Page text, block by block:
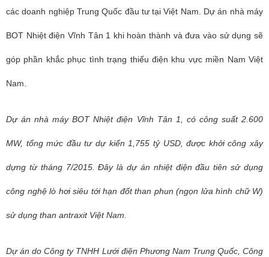
các doanh nghiệp Trung Quốc đầu tư tại Việt Nam. Dự án nhà máy
BOT Nhiệt điện Vĩnh Tân 1 khi hoàn thành và đưa vào sử dụng sẽ
góp phần khắc phục tình trạng thiếu điện khu vực miền Nam Việt
Nam.
Dự án nhà máy BOT Nhiệt điện Vĩnh Tân 1, có công suất 2.600
MW, tổng mức đầu tư dự kiến 1,755 tỷ USD,được khởi công xây
dựng từ tháng 7/2015. Đây là dự án nhiệt điện đầu tiên sử dụng
công nghệ lò hơi siêu tới hạn đốt than phun (ngọn lửa hình chữ W)
sử dụng than antraxit Việt Nam.
Dự án do Công ty TNHH Lưới điện Phương Nam Trung Quốc, Công